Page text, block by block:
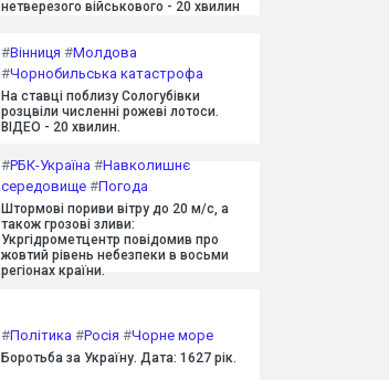
нетверезого військового - 20 хвилин
#Вінниця #Молдова
#Чорнобильська катастрофа
На ставці поблизу Сологубівки
розцвіли численні рожеві лотоси.
ВІДЕО - 20 хвилин.
#РБК-Україна #Навколишнє
середовище #Погода
Штормові пориви вітру до 20 м/с, а
також грозові зливи:
Укргідрометцентр повідомив про
жовтий рівень небезпеки в восьми
регіонах країни.
#Політика #Росія #Чорне море
Боротьба за Україну. Дата: 1627 рік.